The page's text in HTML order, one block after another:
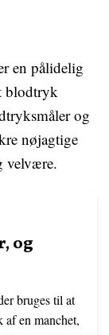
en pålidelig
blodtryk
og
nøjagtige
velvære.
og
bruges til at
af en manchet,